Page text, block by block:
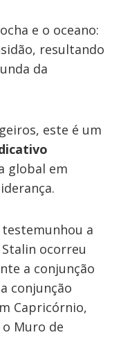
e o oceano:
resultando
da
este é um
global em
testemunhou a
Stalin ocorreu
a conjunção
conjunção
Capricórnio,
Muro de